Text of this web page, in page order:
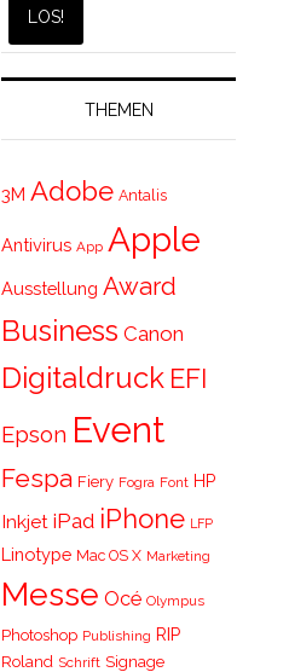
THEMEN
3M Adobe Antalis
Antivirus App Apple
Ausstellung Award
Business Canon
Digitaldruck EFI
Epson Event
Fespa Fiery Fogra Font HP
Inkjet iPad iPhone LFP
Linotype Mac OS X Marketing
Messe Océ Olympus
Photoshop Publishing RIP
Roland Schrift Signage